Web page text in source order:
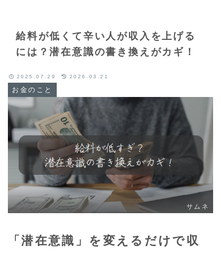
給料が低くて辛い人が収入を上げる
には？潜在意識の書き換えがカギ！
お金のこと
サムネ
2025.07.29 2026.03.21
「潜在意識」を変えるだけで収